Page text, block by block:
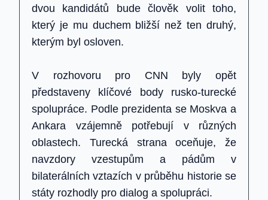
dvou kandidátů bude člověk volit toho,
který je mu duchem bližší než ten druhý,
kterým byl osloven.
V rozhovoru pro CNN byly opět
představeny klíčové body rusko-turecké
spolupráce. Podle prezidenta se Moskva a
Ankara vzájemně potřebují v různých
oblastech. Turecká strana oceňuje, že
navzdory vzestupům a pádům v
bilaterálních vztazích v průběhu historie se
státy rozhodly pro dialog a spolupráci.